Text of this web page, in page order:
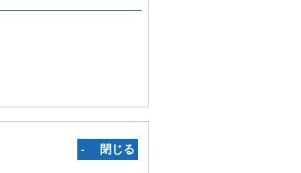
‐ 閉じる